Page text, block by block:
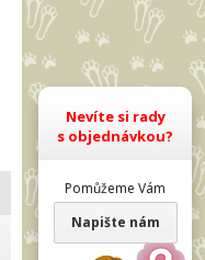
Nevíte si rady
s objednávkou?
Pomůžeme Vám
Napište nám